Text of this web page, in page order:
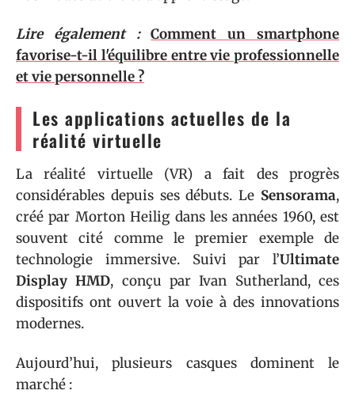
Lire également :
Comment un smartphone
favorise-t-il l'équilibre entre vie professionnelle
et vie personnelle ?
Les applications actuelles de la
réalité virtuelle
La réalité virtuelle (VR) a fait des progrès
considérables depuis ses débuts. Le Sensorama,
créé par Morton Heilig dans les années 1960, est
souvent cité comme le premier exemple de
technologie immersive. Suivi par l’Ultimate
Display HMD, conçu par Ivan Sutherland, ces
dispositifs ont ouvert la voie à des innovations
modernes.
Aujourd’hui, plusieurs casques dominent le
marché :